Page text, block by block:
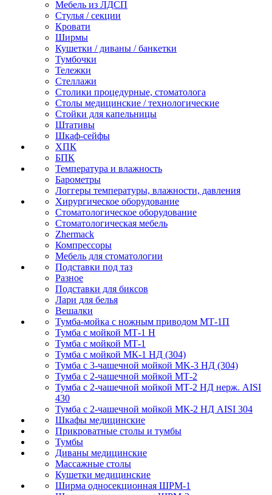
Мебель из ЛДСП
Стулья / секции
Кровати
Ширмы
Кушетки / диваны / банкетки
Тумбочки
Тележки
Стеллажи
Столики процедурные, стоматолога
Столы медицинские / технологические
Стойки для капельницы
Штативы
Шкаф-сейфы
ХПК
БПК
Температура и влажность
Барометры
Логгеры температуры, влажности, давления
Хирургическое оборудование
Стоматологическое оборудование
Стоматологическая мебель
Zhermack
Компрессоры
Мебель для стоматологии
Подставки под таз
Разное
Подставки для биксов
Лари для белья
Вешалки
Тумба-мойка с ножным приводом МТ-1П
Тумба с мойкой МТ-1 Н
Тумба с мойкой МТ-1
Тумба с мойкой МК-1 НД (304)
Тумба с 3-чашечной мойкой МK-3 НД (304)
Тумба с 2-чашечной мойкой МТ-2
Тумба с 2-чашечной мойкой МТ-2 НД нерж. AISI
430
Тумба с 2-чашечной мойкой МК-2 НД AISI 304
Шкафы медицинские
Прикроватные столы и тумбы
Тумбы
Диваны медицинские
Массажные столы
Кушетки медицинские
Ширма односекционная ШРМ-1